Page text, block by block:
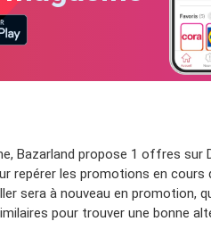
Bazarland propose 1 offres sur
les promotions en
sera à nouveau en promotion,
pour trouver une bonne